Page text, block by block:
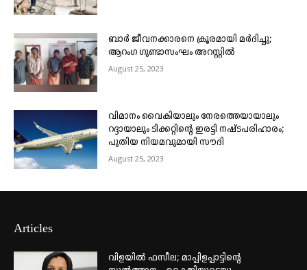
ബാർ ജീവനക്കാരനെ ക്രൂരമായി മർദിച്ചു;
ആറംഗ ഗുണ്ടാസംഘം അറസ്റ്റിൽ
August 25, 2023
വിമാനം വൈകിയാലും നേരത്തെയായാലും
റദ്ദായാലും ടിക്കറ്റിന്റെ ഇരട്ടി നഷ്ടപരിഹാരം;
പുതിയ നിയമവുമായി സൗദി
August 25, 2023
Articles
വിളയിൽ ഫസീല; മാപ്പിളപ്പാട്ടിന്റെ